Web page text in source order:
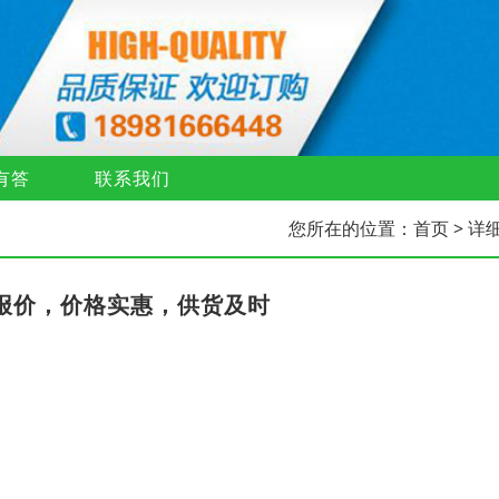
答 联系我们
您所在的位置： 首页> 详
价，价格实惠，供货及时